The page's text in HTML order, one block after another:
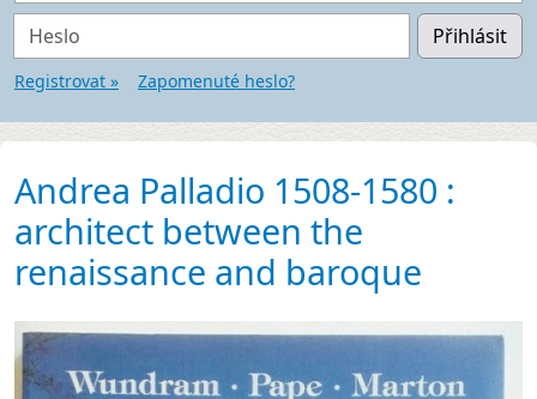
Heslo Přihlásit
Registrovat » Zapomenuté heslo?
Andrea Palladio 1508-1580 :
architect between the
renaissance and baroque